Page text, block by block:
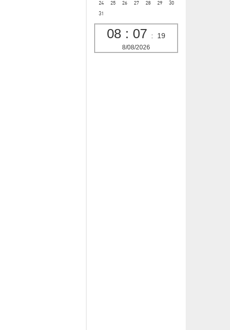
24
25 26 27 28 29
30
31
08 : 07 : 20
8/08/2026